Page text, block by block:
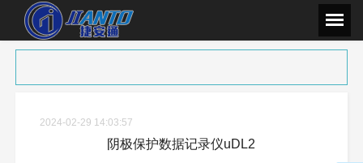
2024-02-29 14:03:57
阴极保护数据记录仪uDL2